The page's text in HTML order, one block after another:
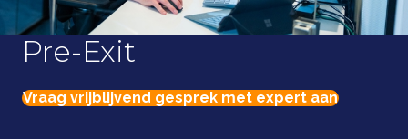
Pre-Exit
Vraag vrijblijvend gesprek met expert aan